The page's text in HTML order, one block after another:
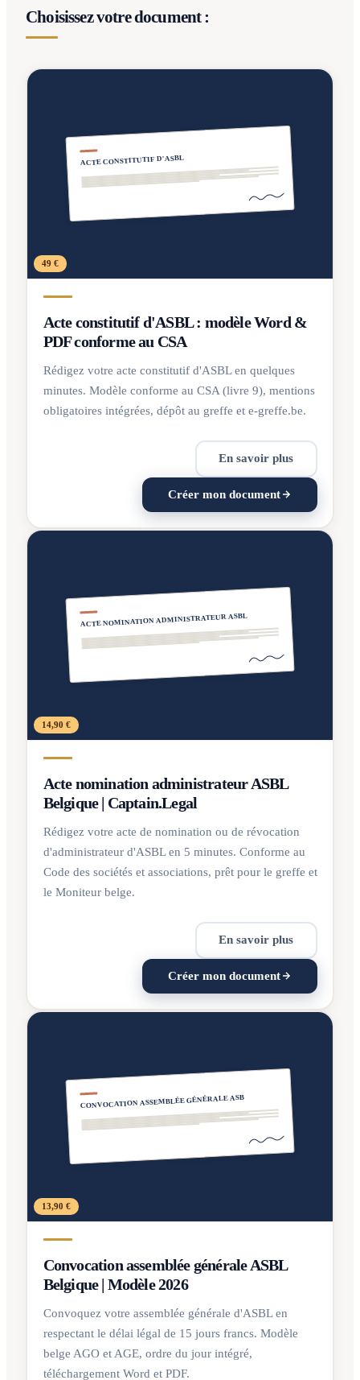
Choisissez votre document :
ACTE CONSTITUTIF D'ASBL
49 €
Acte constitutif d'ASBL : modèle Word &
PDF conforme au CSA
Rédigez votre acte constitutif d'ASBL en quelques
minutes. Modèle conforme au CSA (livre 9), mentions
obligatoires intégrées, dépôt au greffe et e-greffe.be.
En savoir plus
Créer mon document
ACTE NOMINATION ADMINISTRATEUR ASBL
14,90 €
Acte nomination administrateur ASBL
Belgique | Captain.Legal
Rédigez votre acte de nomination ou de révocation
d'administrateur d'ASBL en 5 minutes. Conforme au
Code des sociétés et associations, prêt pour le greffe et
le Moniteur belge.
En savoir plus
Créer mon document
CONVOCATION ASSEMBLÉE GÉNÉRALE ASB
13,90 €
Convocation assemblée générale ASBL
Belgique | Modèle 2026
Convoquez votre assemblée générale d'ASBL en
respectant le délai légal de 15 jours francs. Modèle
belge AGO et AGE, ordre du jour intégré,
téléchargement Word et PDF.